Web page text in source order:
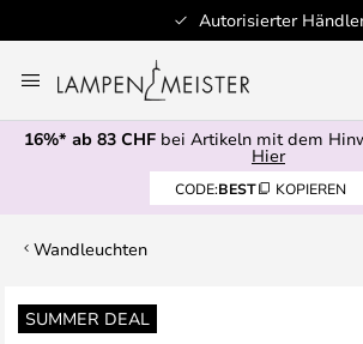
Autorisierter
Inhalt
springen
16%* ab 83 CHFbei Artikeln mit dem
Hier
CODE:BEST KOPIEREN
Wandleuchten
SUMMER DEAL
Zum
Ende